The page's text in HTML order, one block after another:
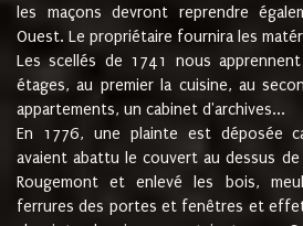
les maçons devront reprendre
Ouest. Le propriétaire fournira les
Les scellés de 1741 nous
étages, au premier la cuisine, au
appartements, un cabinet d'archives...
En 1776, une plainte est déposée
avaient abattu le couvert au dessus
Rougemont et enlevé les bois,
ferrures des portes et fenêtres et